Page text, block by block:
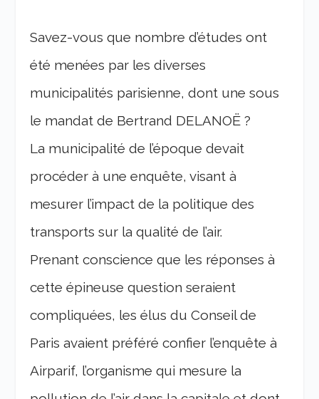
Savez-vous que nombre d’études ont
été menées par les diverses
municipalités parisienne, dont une sous
le mandat de Bertrand DELANOË ?
La municipalité de l’époque devait
procéder à une enquête, visant à
mesurer l’impact de la politique des
transports sur la qualité de l’air.
Prenant conscience que les réponses à
cette épineuse question seraient
compliquées, les élus du Conseil de
Paris avaient préféré confier l’enquête à
Airparif, l’organisme qui mesure la